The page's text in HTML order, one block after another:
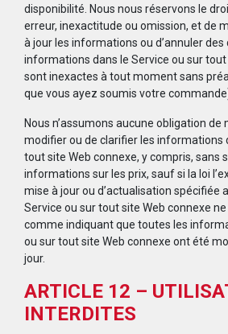
disponibilité. Nous nous réservons le
erreur, inexactitude ou omission, et de
à jour les informations ou d’annuler
informations dans le Service ou sur tout
sont inexactes à tout moment sans
que vous ayez soumis votre
Nous n’assumons aucune obligation de
modifier ou de clarifier les informations
tout site Web connexe, y compris, sans
informations sur les prix, sauf si la loi
mise à jour ou d’actualisation spécifiée
Service ou sur tout site Web connexe
comme indiquant que toutes les
ou sur tout site Web connexe ont été
jour.
ARTICLE 12 –
INTERDITES